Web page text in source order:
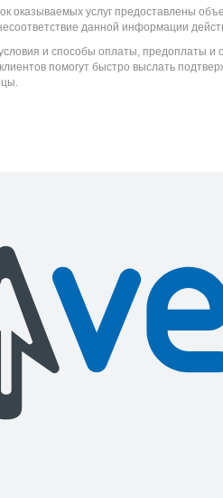
оказываемых услуг предоставлены
данной информации
и способы оплаты, предоплаты и
помогут быстро выслать